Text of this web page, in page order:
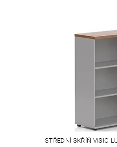
STŘEDNÍ SKŘÍŇ VISIO